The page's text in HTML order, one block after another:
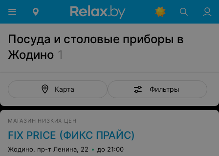
Посуда и столовые приборы в
Жодино 1
Карта Фильтры
МАГАЗИН НИЗКИХ ЦЕН
FIX PRICE (ФИКС ПРАЙС)
Жодино, пр-т Ленина, 22 до 21:00